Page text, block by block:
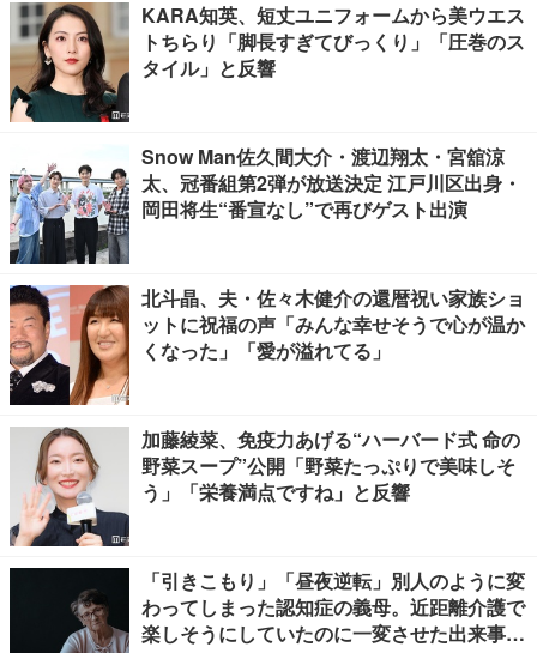
KARA知英、短丈ユニフォームから美ウエス
トちらり「脚長すぎてびっくり」「圧巻のス
タイル」と反響
Snow Man佐久間大介・渡辺翔太・宮舘涼
太、冠番組第2弾が放送決定 江戸川区出身・
岡田将生“番宣なし”で再びゲスト出演
北斗晶、夫・佐々木健介の還暦祝い家族ショ
ットに祝福の声「みんな幸せそうで心が温か
くなった」「愛が溢れてる」
加藤綾菜、免疫力あげる“ハーバード式 命の
野菜スープ”公開「野菜たっぷりで美味しそ
う」「栄養満点ですね」と反響
「引きこもり」「昼夜逆転」別人のように変
わってしまった認知症の義母。近距離介護で
楽しそうにしていたのに一変させた出来事と